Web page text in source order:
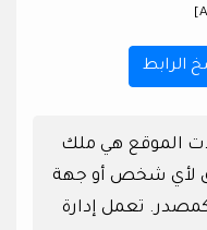
]
الرابط
الموقع هي ملك
لأي شخص أو جهة
تعمل إدارة